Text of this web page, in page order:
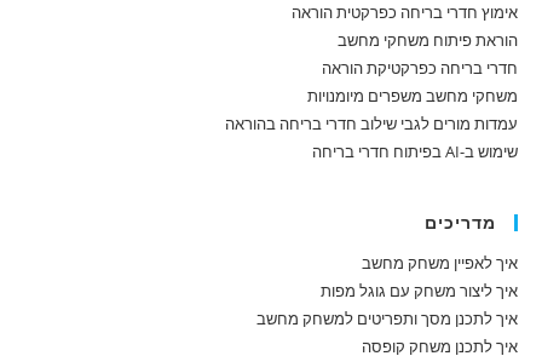
אימוץ חדרי בריחה כפרקטית הוראה
הוראת פיתוח משחקי מחשב
חדרי בריחה כפרקטיקת הוראה
משחקי מחשב משפרים מיומנויות
עמדות מורים לגבי שילוב חדרי בריחה בהוראה
שימוש ב-AI בפיתוח חדרי בריחה
מדריכים
איך לאפיין משחק מחשב
איך ליצור משחק עם גוגל מפות
איך לתכנן מסך ותפריטים למשחק מחשב
איך לתכנן משחק קופסה